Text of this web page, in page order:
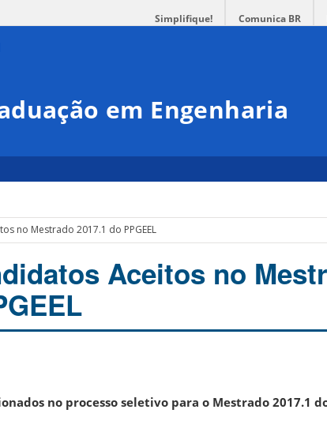
Simplifique! Comunica BR
em Engenharia
no Mestrado 2017.1 do PPGEEL
Aceitos no
no processo seletivo para o Mestrado 2017.1 do